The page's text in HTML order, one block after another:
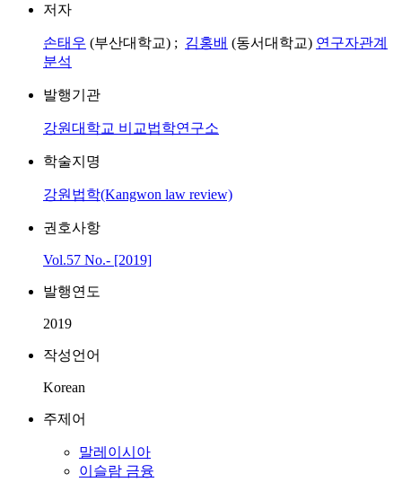
저자
손태우 (부산대학교) ; 김홍배 (동서대학교) 연구자관계
분석
발행기관
강원대학교 비교법학연구소
학술지명
강원법학(Kangwon law review)
권호사항
Vol.57 No.- [2019]
발행연도
2019
작성언어
Korean
주제어
말레이시아
이슬람 금융